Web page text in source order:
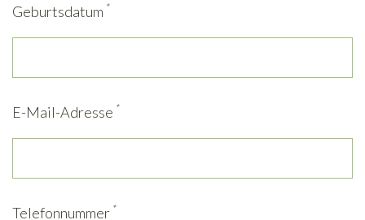
Geburtsdatum *
E-Mail-Adresse *
Telefonnummer *